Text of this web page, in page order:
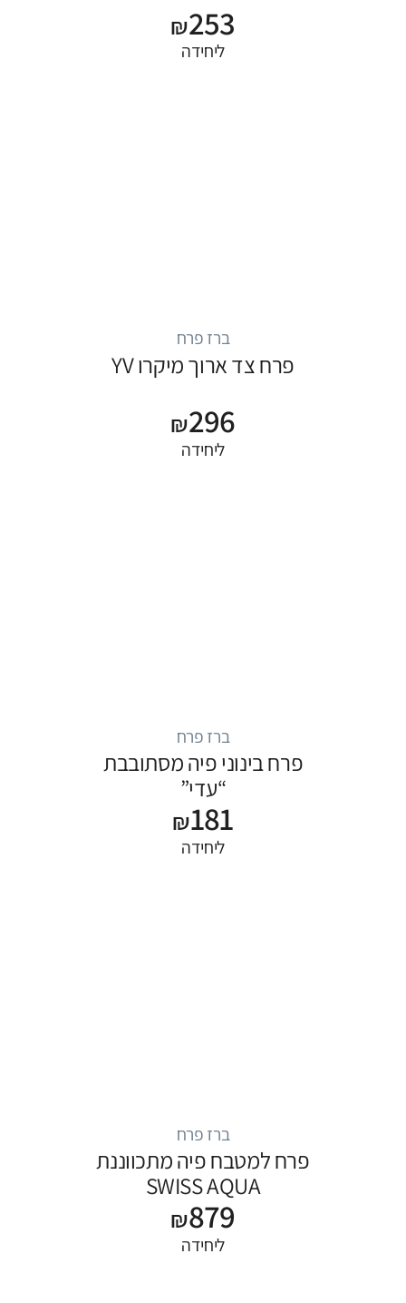
₪253
ליחידה
ברז פרח
פרח צד ארוך מיקרו YV
₪296
ליחידה
ברז פרח
פרח בינוני פיה מסתובבת
“עדי”
₪181
ליחידה
ברז פרח
פרח למטבח פיה מתכווננת
SWISS AQUA
₪879
ליחידה